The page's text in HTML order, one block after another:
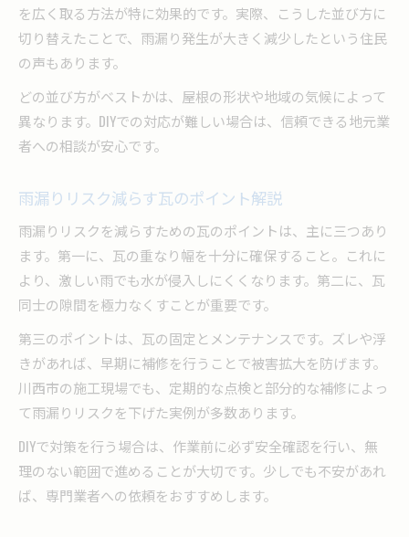
を広く取る方法が特に効果的です。実際、こうした並び方に
切り替えたことで、雨漏り発生が大きく減少したという住民
の声もあります。
どの並び方がベストかは、屋根の形状や地域の気候によって
異なります。DIYでの対応が難しい場合は、信頼できる地元業
者への相談が安心です。
雨漏りリスク減らす瓦のポイント解説
雨漏りリスクを減らすための瓦のポイントは、主に三つあり
ます。第一に、瓦の重なり幅を十分に確保すること。これに
より、激しい雨でも水が侵入しにくくなります。第二に、瓦
同士の隙間を極力なくすことが重要です。
第三のポイントは、瓦の固定とメンテナンスです。ズレや浮
きがあれば、早期に補修を行うことで被害拡大を防げます。
川西市の施工現場でも、定期的な点検と部分的な補修によっ
て雨漏りリスクを下げた実例が多数あります。
DIYで対策を行う場合は、作業前に必ず安全確認を行い、無
理のない範囲で進めることが大切です。少しでも不安があれ
ば、専門業者への依頼をおすすめします。